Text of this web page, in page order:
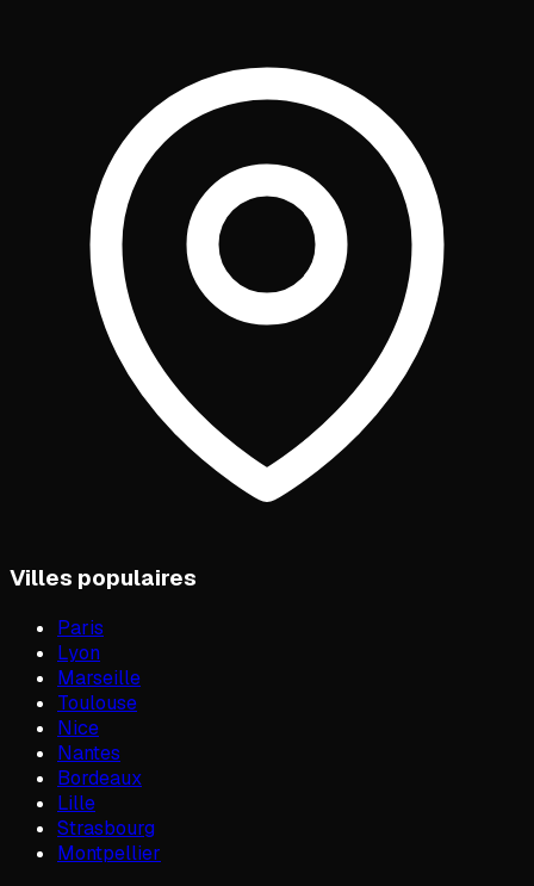
Villes populaires
Paris
Lyon
Marseille
Toulouse
Nice
Nantes
Bordeaux
Lille
Strasbourg
Montpellier